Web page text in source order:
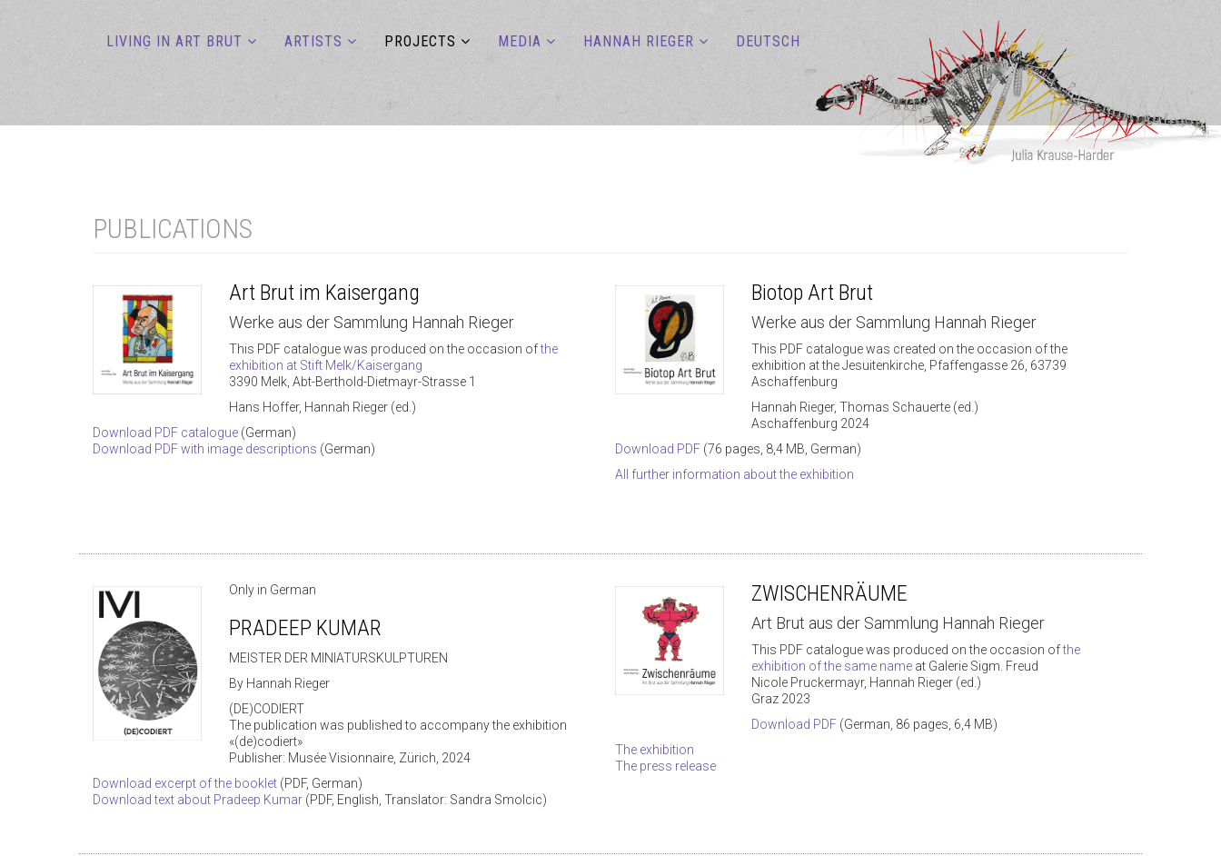
LIVING IN ART BRUT ARTISTS PROJECTS MEDIA HANNAH RIEGER DEUTSCH
PUBLICATIONS
Art Brut im Kaisergang
Werke aus der Sammlung Hannah Rieger
This PDF catalogue was produced on the occasion ofthe
exhibition at Stift Melk/Kaisergang
3390 Melk, Abt-Berthold-Dietmayr-Strasse 1
Hans Hoffer, Hannah Rieger (ed.)
Download PDF catalogue (German)
Download PDF with image descriptions (German)
Biotop Art Brut
Werke aus der Sammlung Hannah Rieger
This PDF catalogue was created on the occasion of the
exhibition at the Jesuitenkirche, Pfaffengasse 26, 63739
Aschaffenburg
Hannah Rieger, Thomas Schauerte (ed.)
Aschaffenburg 2024
Download PDF (76 pages, 8,4 MB, German)
All further information about the exhibition
Only in German
PRADEEP KUMAR
MEISTER DER MINIATURSKULPTUREN
By Hannah Rieger
(DE)CODIERT
The publication was published to accompany the exhibition
«(de)codiert»
Publisher: Musée Visionnaire, Zürich, 2024
Download excerpt of the booklet (PDF, German)
Download text about Pradeep Kumar (PDF, English, Translator: Sandra Smolcic)
ZWISCHENRÄUME
Art Brut aus der Sammlung Hannah Rieger
This PDF catalogue was produced on the occasion ofthe
exhibition of the same name at Galerie Sigm. Freud
Nicole Pruckermayr, Hannah Rieger (ed.)
Graz 2023
Download PDF (German, 86 pages, 6,4 MB)
The exhibition
The press release